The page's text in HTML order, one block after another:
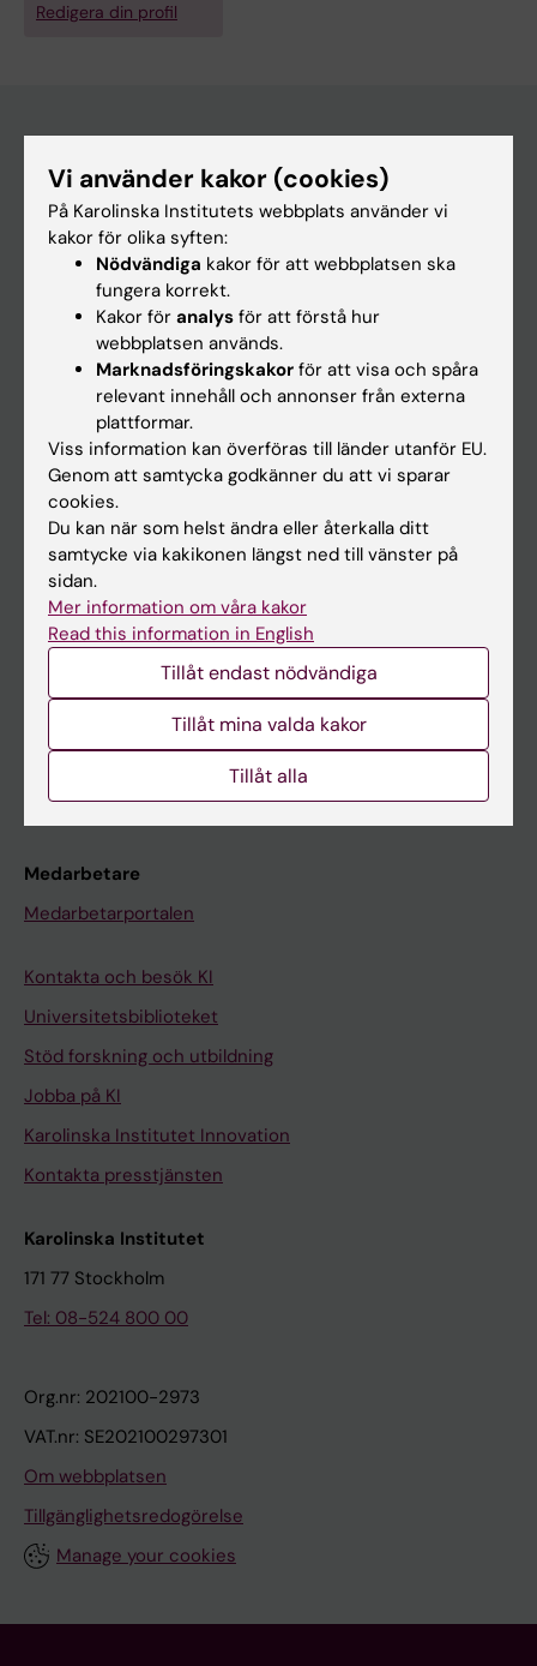
Redigera din profil
Huvudmeny
Utbildning
Forskarutbildning
Forskning
Nyheter
Kalender
Student
Ladok
Canvas
Kurs- och programwebbar
Student på KI
Medarbetare
Medarbetarportalen
Kontakta och besök KI
Universitetsbiblioteket
Stöd forskning och utbildning
Jobba på KI
Karolinska Institutet Innovation
Kontakta presstjänsten
Karolinska Institutet
171 77 Stockholm
Tel: 08-524 800 00
Org.nr: 202100-2973
VAT.nr: SE202100297301
Om webbplatsen
Tillgänglighetsredogörelse
Manage your cookies
Vi använder kakor (cookies)
På Karolinska Institutets webbplats använder vi
kakor för olika syften:
Nödvändiga kakor för att webbplatsen ska
fungera korrekt.
Kakor för analys för att förstå hur
webbplatsen används.
Marknadsföringskakor för att visa och spåra
relevant innehåll och annonser från externa
plattformar.
Viss information kan överföras till länder utanför EU.
Genom att samtycka godkänner du att vi sparar
cookies.
Du kan när som helst ändra eller återkalla ditt
samtycke via kakikonen längst ned till vänster på
sidan.
Mer information om våra kakor
Read this information in English
Tillåt endast nödvändiga
Tillåt mina valda kakor
Tillåt alla